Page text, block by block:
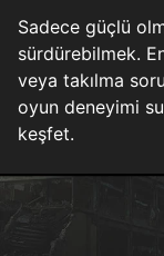
Sadece güçlü
sürdürebilmek.
veya takılma
oyun deneyimi
keşfet.